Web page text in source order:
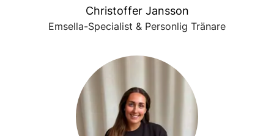
Christoffer Jansson
Emsella-Specialist & Personlig Tränare